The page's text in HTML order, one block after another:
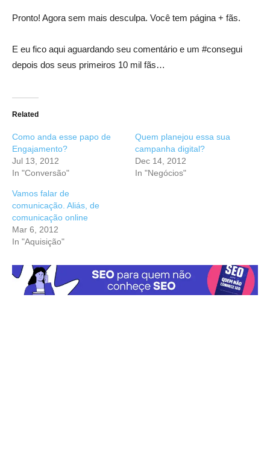
Pronto! Agora sem mais desculpa. Você tem página + fãs.
E eu fico aqui aguardando seu comentário e um #consegui
depois dos seus primeiros 10 mil fãs…
Related
Como anda esse papo de
Engajamento?
Jul 13, 2012
In "Conversão"
Quem planejou essa sua
campanha digital?
Dec 14, 2012
In "Negócios"
Vamos falar de
comunicação. Aliás, de
comunicação online
Mar 6, 2012
In "Aquisição"